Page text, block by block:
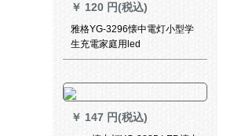
￥ 120 円(税込)
雅格YG-3296懐中電灯小型学
生充電家庭用led
￥ 147 円(税込)